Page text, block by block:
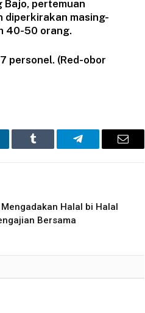
Bajo, pertemuan
diperkirakan masing-
40-50 orang.
personel. (Red-obor
Tumblr Telegram Email
Halal bi Halal
Bersama